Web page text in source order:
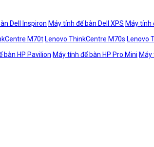
Dell Inspiron Máy tính để bàn Dell XPS Máy tính
M70t Lenovo ThinkCentre M70s Lenovo
bàn HP Pavilion Máy tính để bàn HP Pro Mini Máy